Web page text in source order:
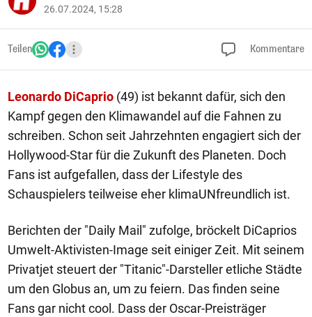
26.07.2024, 15:28
Teilen Kommentare
Leonardo DiCaprio (49) ist bekannt dafür, sich den
Kampf gegen den Klimawandel auf die Fahnen zu
schreiben. Schon seit Jahrzehnten engagiert sich der
Hollywood-Star für die Zukunft des Planeten. Doch
Fans ist aufgefallen, dass der Lifestyle des
Schauspielers teilweise eher klimaUNfreundlich ist.
Berichten der "Daily Mail" zufolge, bröckelt DiCaprios
Umwelt-Aktivisten-Image seit einiger Zeit. Mit seinem
Privatjet steuert der "Titanic"-Darsteller etliche Städte
um den Globus an, um zu feiern. Das finden seine
Fans gar nicht cool. Dass der Oscar-Preisträger